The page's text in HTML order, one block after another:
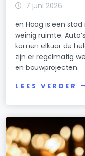
7 juni 2026
en Haag is een
weinig ruimte.
komen elkaar de
zijn er regelmatig
en bouwprojecten.
LEES VERDER